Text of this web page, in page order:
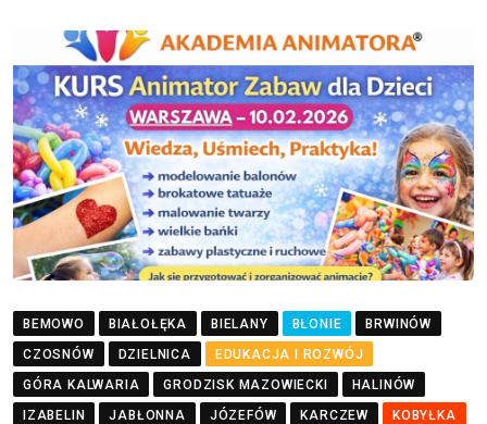
BEMOWO BIAŁOŁĘKA BIELANY BŁONIE
BRWINÓW
CZOSNÓW
DZIELNICA
EDUKACJA I ROZWÓJ
GÓRA KALWARIA
GRODZISK MAZOWIECKI
HALINÓW
IZABELIN
JABŁONNA JÓZEFÓW KARCZEW
KOBYŁKA